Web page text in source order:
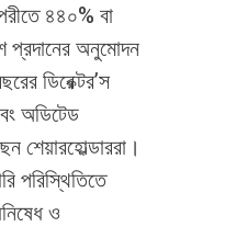
৪৪০% বা
প্রদানের অনুমোদন
ডিরেক্টর’স
অডিটেড
শেয়ারহোল্ডাররা।
পরিস্থিতিতে
ও